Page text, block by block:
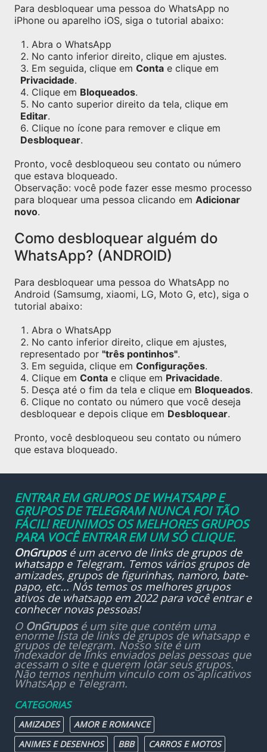
Para desbloquear uma pessoa do WhatsApp no
iPhone ou aparelho iOS, siga o tutorial abaixo:
Abra o WhatsApp
No canto inferior direito, clique em ajustes.
Em seguida, clique em Conta e clique em
Privacidade.
Clique em Bloqueados.
No canto superior direito da tela, clique em
Editar.
Clique no ícone para remover e clique em
Desbloquear.
Pronto, você desbloqueou seu contato ou número
que estava bloqueado.
Observação: você pode fazer esse mesmo processo
para bloquear uma pessoa clicando em Adicionar
novo.
Como desbloquear alguém do
WhatsApp? (ANDROID)
Para desbloquear uma pessoa do WhatsApp no
Android (Samsumg, xiaomi, LG, Moto G, etc), siga o
tutorial abaixo:
Abra o WhatsApp
No canto inferior direito, clique em ajustes,
representado por "três pontinhos".
Em seguida, clique em Configurações.
Clique em Conta e clique em Privacidade.
Desça até o fim da tela e clique em Bloqueados.
Clique no contato ou número que você deseja
desbloquear e depois clique em Desbloquear.
Pronto, você desbloqueou seu contato ou número
que estava bloqueado.
ENTRAR EM GRUPOS DE WHATSAPP E
GRUPOS DE TELEGRAM NUNCA FOI TÃO
FÁCIL! REUNIMOS OS MELHORES GRUPOS
PARA VOCÊ ENTRAR EM UM SÓ CLIQUE.
OnGruposé um acervo de links de grupos de
whatsappe Telegram. Temos vários grupos de
amizades, grupos de figurinhas, namoro, bate-
papo, etc... Nós temos os melhores grupos
ativos de whatsapp em 2022 para você entrar e
conhecer novas pessoas!
O OnGruposé um site que contém uma
enorme lista de links de grupos de whatsapp e
grupos de telegram. Nosso site é um
indexador de links enviados pelas pessoas que
acessam o site e querem lotar seus grupos.
Não temos nenhum vínculo com os aplicativos
WhatsApp e Telegram.
CATEGORIAS
AMIZADES
AMOR E ROMANCE
ANIMES E DESENHOS
BBB
CARROS E MOTOS